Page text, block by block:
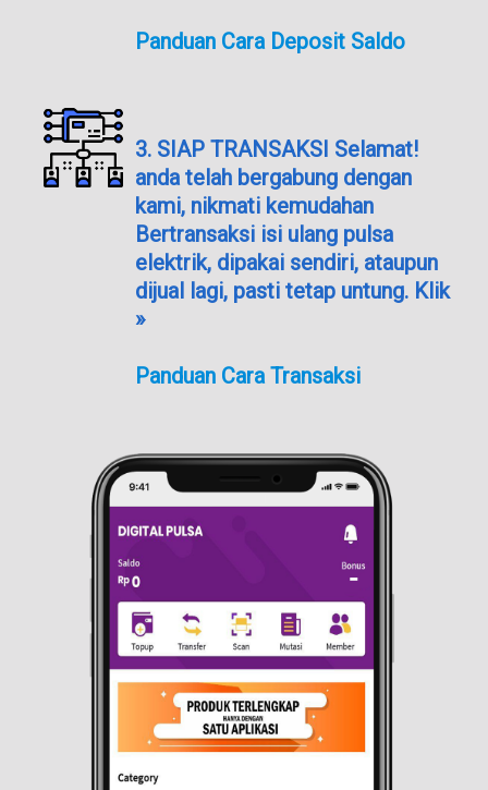
Panduan Cara Deposit Saldo
3. SIAP TRANSAKSI Selamat!
anda telah bergabung dengan
kami, nikmati kemudahan
Bertransaksi isi ulang pulsa
elektrik, dipakai sendiri, ataupun
dijual lagi, pasti tetap untung. Klik
»
Panduan Cara Transaksi